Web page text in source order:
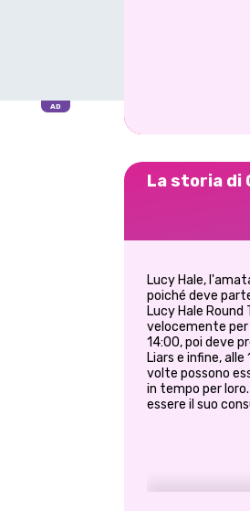
La storia di
Lucy Hale,
poiché deve
Lucy Hale
velocemente per
14:00, poi deve
Liars e infine,
volte possono
in tempo per
essere il suo